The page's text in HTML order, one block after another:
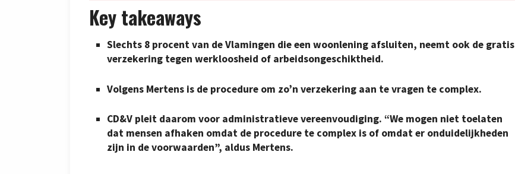
Key takeaways
Slechts 8 procent van de Vlamingen die een woonlening afsluiten, neemt ook de gratis
verzekering tegen werkloosheid of arbeidsongeschiktheid.
Volgens Mertens is de procedure om zo’n verzekering aan te vragen te complex.
CD&V pleit daarom voor administratieve vereenvoudiging. “We mogen niet toelaten
dat mensen afhaken omdat de procedure te complex is of omdat er onduidelijkheden
zijn in de voorwaarden”, aldus Mertens.